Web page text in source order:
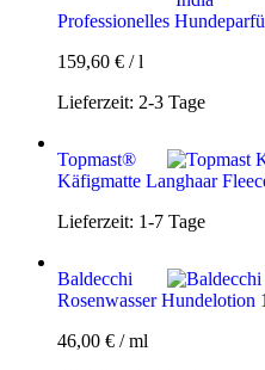
Professionelles
159,60 € /l
Lieferzeit: 2-3 Tage
Topmast®
Käfigmatte Langhaar
Lieferzeit: 1-7 Tage
Baldecchi
Rosenwasser Hundelotion
46,00 € /ml